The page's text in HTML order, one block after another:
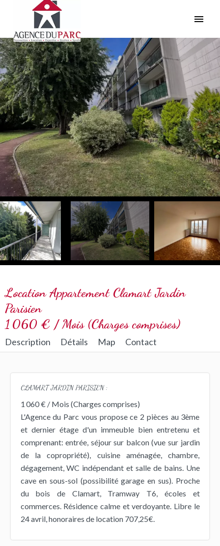
Location Appartement Clamart Jardin
Parisien
1 060 € / Mois (Charges comprises)
Description Détails Map Contact
CLAMART JARDIN PARISIEN :
1 060 € / Mois (Charges comprises)
L'Agence du Parc vous propose ce 2 pièces au 3ème
et dernier étage d'un immeuble bien entretenu et
comprenant: entrée, séjour sur balcon (vue sur jardin
de la copropriété), cuisine aménagée, chambre,
dégagement, WC indépendant et salle de bains. Une
cave en sous-sol (possibilité garage en sus). Proche
du bois de Clamart, Tramway T6, écoles et
commerces. Résidence calme et verdoyante. Libre le
24 avril, honoraires de location 707,25€.